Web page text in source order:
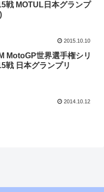
戦 MOTUL日本グランプ
2015.10.10
MotoGP世界選手権シリ
戦 日本グランプリ
2014.10.12